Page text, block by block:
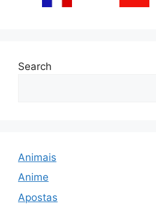
Search
Animais
Anime
Apostas